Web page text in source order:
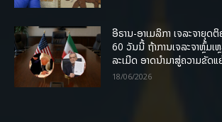
ອີຣານ-ອາເມລິກາ ເຈລະຈາຍຸດ
60 ວັນນີ້ ຖ້າການເຈລະຈາຫຼົ້ມເ
ລະເມີດ ອາດນໍາມາສູ່ຄວາມຂັດແ
18/06/2026